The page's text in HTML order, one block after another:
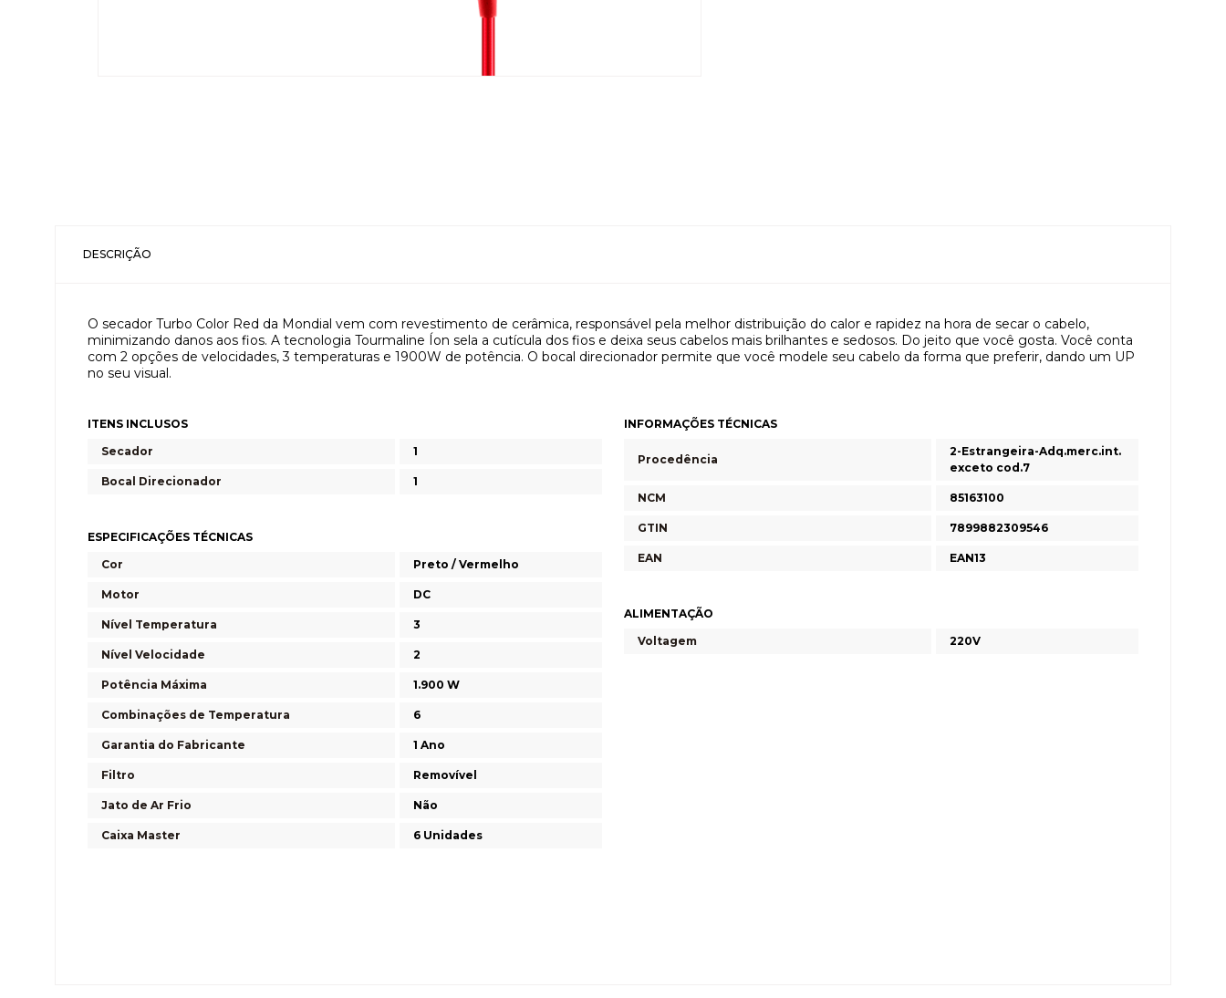
DESCRIÇÃO
O secador Turbo Color Red da Mondial vem com revestimento de cerâmica, responsável pela melhor distribuição do calor e rapidez na hora de secar o cabelo,
minimizando danos aos fios. A tecnologia Tourmaline Íon sela a cutícula dos fios e deixa seus cabelos mais brilhantes e sedosos. Do jeito que você gosta. Você conta
com 2 opções de velocidades, 3 temperaturas e 1900W de potência. O bocal direcionador permite que você modele seu cabelo da forma que preferir, dando um UP
no seu visual.
ITENS INCLUSOS
Secador
1
Bocal Direcionador 1
ESPECIFICAÇÕES TÉCNICAS
Cor
Preto / Vermelho
Motor DC
Nível Temperatura 3
Nível Velocidade 2
Potência Máxima 1.900 W
Combinações de Temperatura 6
Garantia do Fabricante 1 Ano
Filtro Removível
Jato de Ar Frio Não
Caixa Master 6 Unidades
INFORMAÇÕES TÉCNICAS
Procedência
2-Estrangeira-Adq.merc.int.
exceto cod.7
NCM 85163100
GTIN 7899882309546
EAN EAN13
ALIMENTAÇÃO
Voltagem
220V